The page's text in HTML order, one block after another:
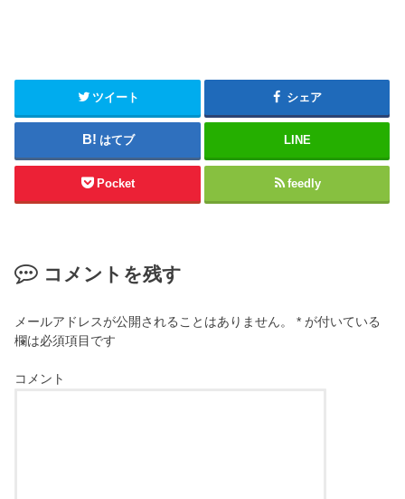
ツイート シェア
はてブ LINE
Pocket feedly
コメントを残す
メールアドレスが公開されることはありません。 * が付いている
欄は必須項目です
コメント